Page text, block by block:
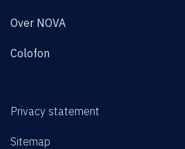
Over NOVA
Colofon
Privacy statement
Sitemap